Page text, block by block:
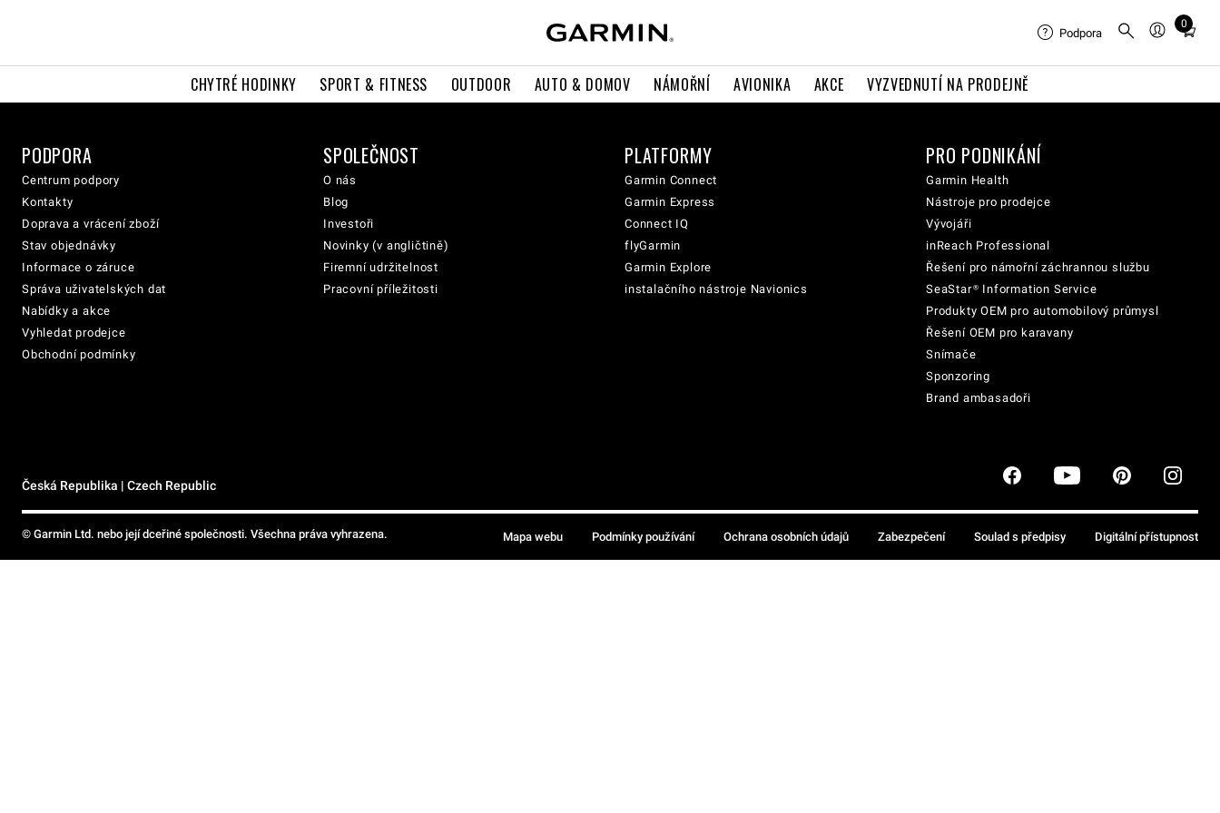
CHYTRÉ HODINKY SPORT & FITNESS OUTDOOR AUTO & DOMOV NÁMOŘNÍ AVIONIKA AKCE VYZVEDNUTÍ NA PRODEJNĚ
Podpora
0
Total
cart:
PODPORA
Centrum podpory
Kontakty
Doprava a vrácení zboží
Stav objednávky
Informace o záruce
Správa uživatelských dat
Nabídky a akce
Vyhledat prodejce
Obchodní podmínky
SPOLEČNOST
O nás
Blog
Investoři
Novinky (v angličtině)
Firemní udržitelnost
Pracovní příležitosti
PLATFORMY
Garmin Connect
Garmin Express
Connect IQ
flyGarmin
Garmin Explore
instalačního nástroje Navionics
PRO PODNIKÁNÍ
Garmin Health
Nástroje pro prodejce
Vývojáři
inReach Professional
Řešení pro námořní záchrannou službu
SeaStar® Information Service
Produkty OEM pro automobilový průmysl
Řešení OEM pro karavany
Snímače
Sponzoring
Brand ambasadoři
Česká Republika | Czech Republic
© Garmin Ltd. nebo její dceřiné společnosti. Všechna práva vyhrazena. Mapa webu Podmínky používání Ochrana osobních údajů Zabezpečení Soulad s předpisy Digitální přístupnost